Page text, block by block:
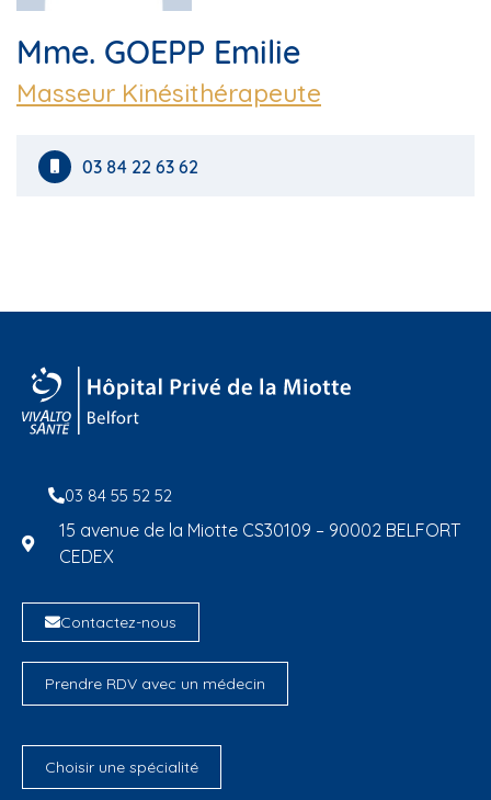
Mme. GOEPP Emilie
Masseur Kinésithérapeute
03 84 22 63 62
03 84 55 52 52
15 avenue de la Miotte CS30109 – 90002 BELFORT
CEDEX
Contactez-nous
Prendre RDV avec un médecin
Choisir une spécialité